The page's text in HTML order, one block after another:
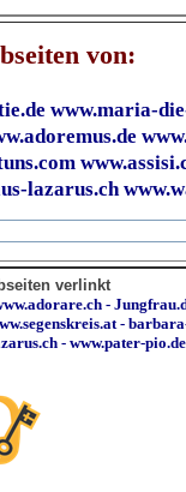
von:
www.maria-
lazarus.ch
verlinkt
-
-
- www.pater-pio.de